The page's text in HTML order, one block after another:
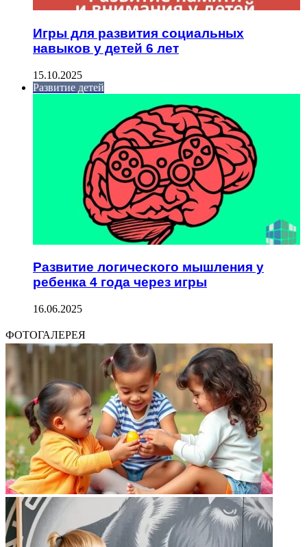
Игры для развития социальных
навыков у детей 6 лет
15.10.2025
Развитие детей
Развитие логического мышления у
ребенка 4 года через игры
16.06.2025
ФОТОГАЛЕРЕЯ